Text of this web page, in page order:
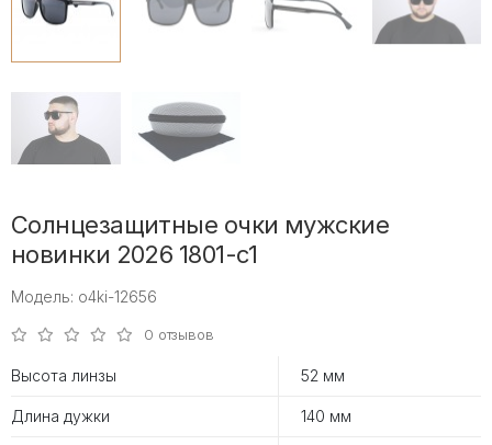
Солнцезащитные очки мужские
новинки 2026 1801-c1
Модель: o4ki-12656
0 отзывов
Высота линзы 52 мм
Длина дужки 140 мм